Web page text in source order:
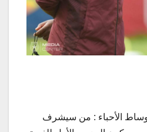
الأحباء : من سيشرف